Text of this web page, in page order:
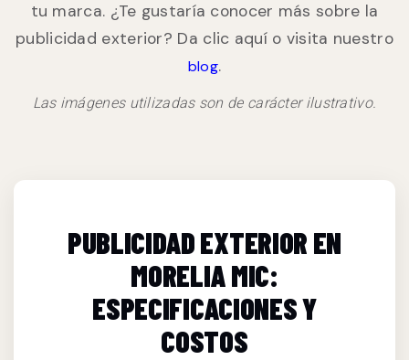
tu marca. ¿Te gustaría conocer más sobre la
publicidad exterior? Da clic aquí o visita nuestro
blog.
Las imágenes utilizadas son de carácter ilustrativo.
PUBLICIDAD EXTERIOR EN
MORELIA MIC:
ESPECIFICACIONES Y
COSTOS